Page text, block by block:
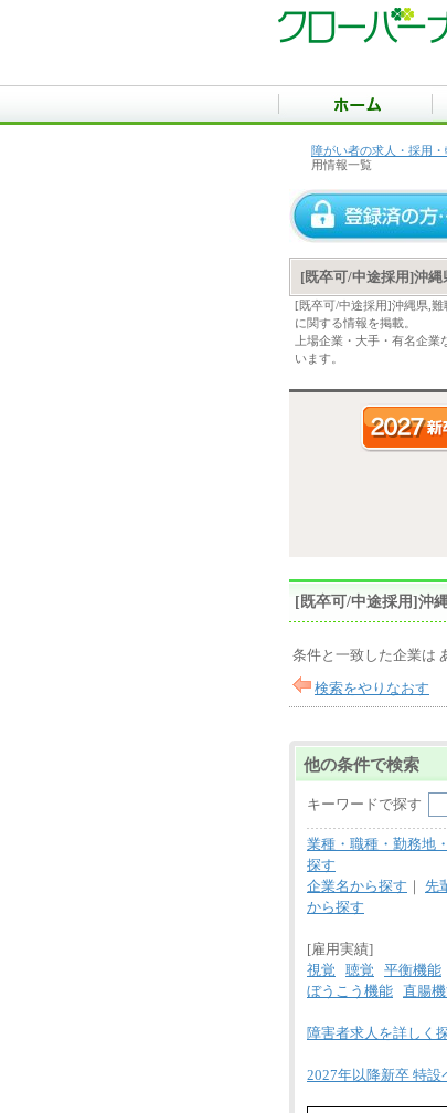
障がい者の求人・採用
用情報一覧
[既卒可/中途採用]沖
[既卒可/中途採用]沖縄県,
に関する情報を掲載。
上場企業・大手・有名企
います。
[既卒可/中途採用]沖
条件と一致した企業は
検索をやりなおす
他の条件で検索
キーワードで探す
業種・職種・勤務地
探す
企業名から探す ｜ 先
から探す
[雇用実績]
視覚
聴覚 平衡機能
ぼうこう機能 直腸
障害者求人を詳しく
2027年以降新卒 特設